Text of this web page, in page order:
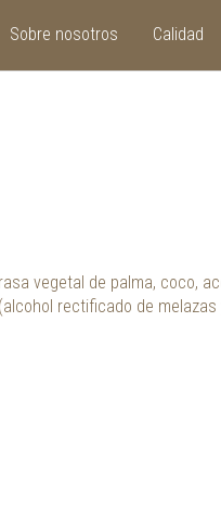
Sobre nosotros Calidad
vegetal de palma, coco,
rectificado de